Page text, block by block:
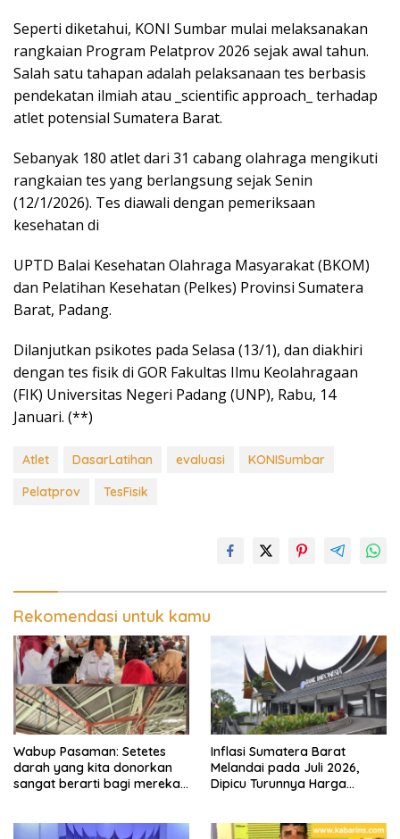
Seperti diketahui, KONI Sumbar mulai melaksanakan
rangkaian Program Pelatprov 2026 sejak awal tahun.
Salah satu tahapan adalah pelaksanaan tes berbasis
pendekatan ilmiah atau _scientific approach_ terhadap
atlet potensial Sumatera Barat.
Sebanyak 180 atlet dari 31 cabang olahraga mengikuti
rangkaian tes yang berlangsung sejak Senin
(12/1/2026). Tes diawali dengan pemeriksaan
kesehatan di
UPTD Balai Kesehatan Olahraga Masyarakat (BKOM)
dan Pelatihan Kesehatan (Pelkes) Provinsi Sumatera
Barat, Padang.
Dilanjutkan psikotes pada Selasa (13/1), dan diakhiri
dengan tes fisik di GOR Fakultas Ilmu Keolahragaan
(FIK) Universitas Negeri Padang (UNP), Rabu, 14
Januari. (**)
Atlet DasarLatihan evaluasi
KONISumbar
Pelatprov
TesFisik
Rekomendasi untuk kamu
Wabup Pasaman: Setetes
darah yang kita donorkan
sangat berarti bagi mereka
Sesama
Inflasi Sumatera Barat
Melandai pada Juli 2026,
Dipicu Turunnya Harga